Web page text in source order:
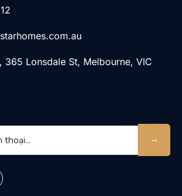
Lonsdale St, Melbourne, VIC